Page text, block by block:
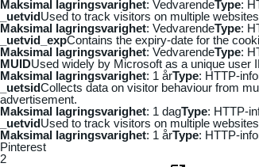
Maksimal lagringsvarighet: VedvarendeType:
_uetvidUsed to track visitors on multiple
Maksimal lagringsvarighet: VedvarendeType:
_uetvid_expContains the expiry-date for the
Maksimal lagringsvarighet: VedvarendeType:
MUIDUsed widely by Microsoft as a unique
Maksimal lagringsvarighet: 1 årType: HTTP-
_uetsidCollects data on visitor behaviour from
advertisement.
Maksimal lagringsvarighet: 1 dagType: HTTP-
_uetvidUsed to track visitors on multiple
Maksimal lagringsvarighet: 1 årType: HTTP-
Pinterest
2